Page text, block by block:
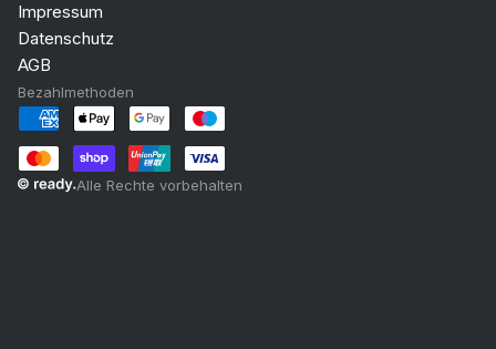
Impressum
Datenschutz
AGB
Bezahlmethoden
Alle Rechte vorbehalten